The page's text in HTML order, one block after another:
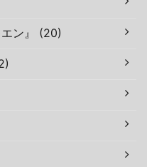
ン』 (20)